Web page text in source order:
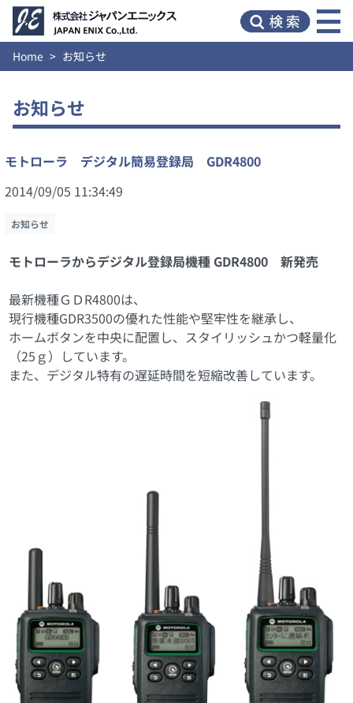
Home お知らせ
お知らせ
モトローラ デジタル簡易登録局 GDR4800
2014/09/05 11:34:49
お知らせ
モトローラからデジタル登録局機種 GDR4800 新発売
最新機種ＧＤR4800は、
現行機種GDR3500の優れた性能や堅牢性を継承し、
ホームボタンを中央に配置し、スタイリッシュかつ軽量化
（25ｇ）しています。
また、デジタル特有の遅延時間を短縮改善しています。